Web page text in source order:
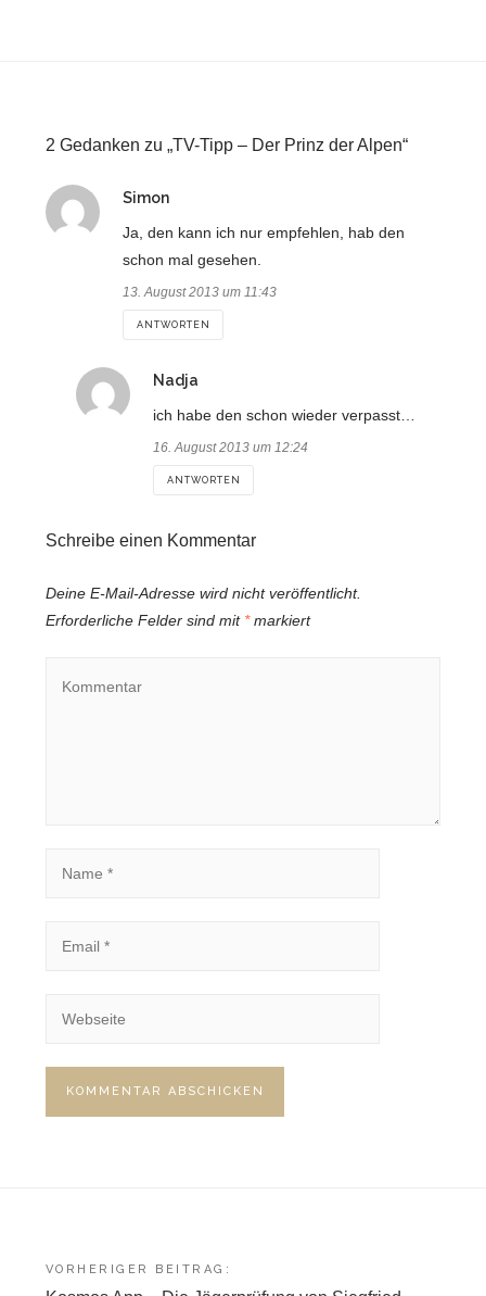
2 Gedanken zu „TV-Tipp – Der Prinz der Alpen“
Simonsagt:
Ja, den kann ich nur empfehlen, hab den
schon mal gesehen.
13. August 2013 um 11:43
ANTWORTEN
Nadjasagt:
ich habe den schon wieder verpasst…
16. August 2013 um 12:24
ANTWORTEN
Schreibe einen Kommentar
Deine E-Mail-Adresse wird nicht veröffentlicht.
Erforderliche Felder sind mit *markiert
Beitragsnavigation
VORHERIGER BEITRAG: